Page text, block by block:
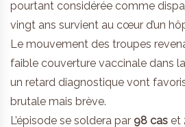
pourtant considérée comme
vingt ans survient au cœur d’un
Le mouvement des troupes
faible couverture vaccinale dans
un retard diagnostique vont
brutale mais brève.
L’épisode se soldera par 98 cas et